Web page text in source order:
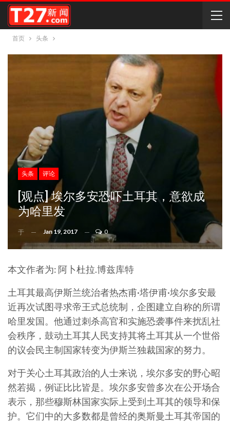
首页 头条
头条 评论
[观点] 埃尔多安恐吓土耳其，意欲成
为哈里发
于 Jan 19, 2017 0
本文作者为: 阿卜杜拉.博兹库特
土耳其最高伊斯兰统治者热杰甫·塔伊甫·埃尔多安最
近再次试图寻求帝王式总统制，企图建立自称的所谓
哈里发国。他通过刺杀高官和实施恐袭事件来扰乱社
会秩序，鼓动土耳其人民支持其将土耳其从一个世俗
的议会民主制国家转变为伊斯兰独裁国家的努力。
对于关心土耳其政治的人士来说，埃尔多安的野心昭
然若揭，例证比比皆是。埃尔多安曾多次在公开场合
表示，那些穆斯林国家实际上受到土耳其的领导和保
护。它们中的大多数都是曾经的奥斯曼土耳其帝国的